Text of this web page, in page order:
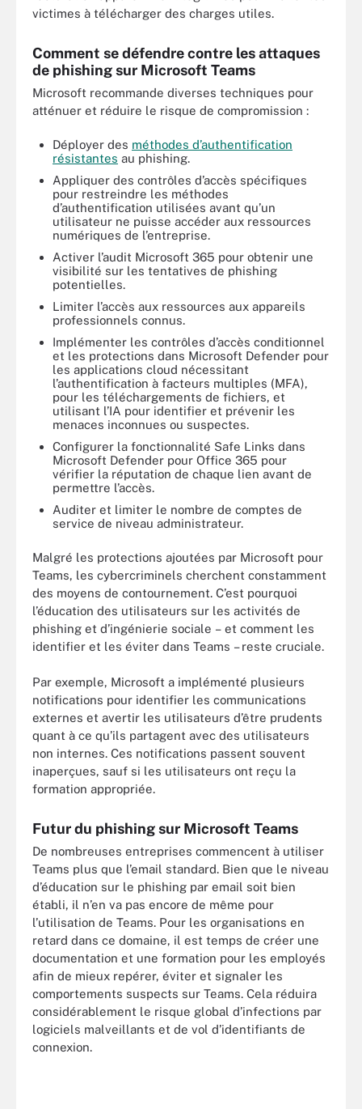
victimes à télécharger des charges utiles.
Comment se défendre contre les attaques
de phishing sur Microsoft Teams
Microsoft recommande diverses techniques pour
atténuer et réduire le risque de compromission :
Déployer des méthodes d’authentification
résistantes au phishing.
Appliquer des contrôles d’accès spécifiques
pour restreindre les méthodes
d’authentification utilisées avant qu’un
utilisateur ne puisse accéder aux ressources
numériques de l’entreprise.
Activer l’audit Microsoft 365 pour obtenir une
visibilité sur les tentatives de phishing
potentielles.
Limiter l’accès aux ressources aux appareils
professionnels connus.
Implémenter les contrôles d’accès conditionnel
et les protections dans Microsoft Defender pour
les applications cloud nécessitant
l’authentification à facteurs multiples (MFA),
pour les téléchargements de fichiers, et
utilisant l’IA pour identifier et prévenir les
menaces inconnues ou suspectes.
Configurer la fonctionnalité Safe Links dans
Microsoft Defender pour Office 365 pour
vérifier la réputation de chaque lien avant de
permettre l’accès.
Auditer et limiter le nombre de comptes de
service de niveau administrateur.
Malgré les protections ajoutées par Microsoft pour
Teams, les cybercriminels cherchent constamment
des moyens de contournement. C’est pourquoi
l’éducation des utilisateurs sur les activités de
phishing et d’ingénierie sociale – et comment les
identifier et les éviter dans Teams – reste cruciale.
Par exemple, Microsoft a implémenté plusieurs
notifications pour identifier les communications
externes et avertir les utilisateurs d’être prudents
quant à ce qu’ils partagent avec des utilisateurs
non internes. Ces notifications passent souvent
inaperçues, sauf si les utilisateurs ont reçu la
formation appropriée.
Futur du phishing sur Microsoft Teams
De nombreuses entreprises commencent à utiliser
Teams plus que l’email standard. Bien que le niveau
d’éducation sur le phishing par email soit bien
établi, il n’en va pas encore de même pour
l’utilisation de Teams. Pour les organisations en
retard dans ce domaine, il est temps de créer une
documentation et une formation pour les employés
afin de mieux repérer, éviter et signaler les
comportements suspects sur Teams. Cela réduira
considérablement le risque global d’infections par
logiciels malveillants et de vol d’identifiants de
connexion.